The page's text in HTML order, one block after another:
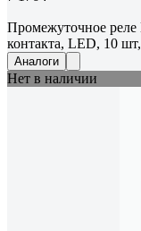
Промежуточное
контакта, LED, 10
Аналоги
Нет в наличии